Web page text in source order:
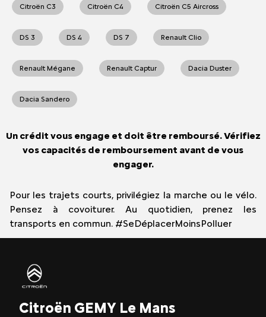
Citroën C3 Citroën C4 Citroën C5 Aircross
DS 3 DS 4 DS 7 Renault Clio
Renault Mégane Renault Captur Dacia Duster
Dacia Sandero
Un crédit vous engage et doit être remboursé. Vérifiez
vos capacités de remboursement avant de vous
engager.
Pour les trajets courts, privilégiez la marche ou le vélo.
Pensez à covoiturer. Au quotidien, prenez les
transports en commun. #SeDéplacerMoinsPolluer
Citroën GEMY Le Mans